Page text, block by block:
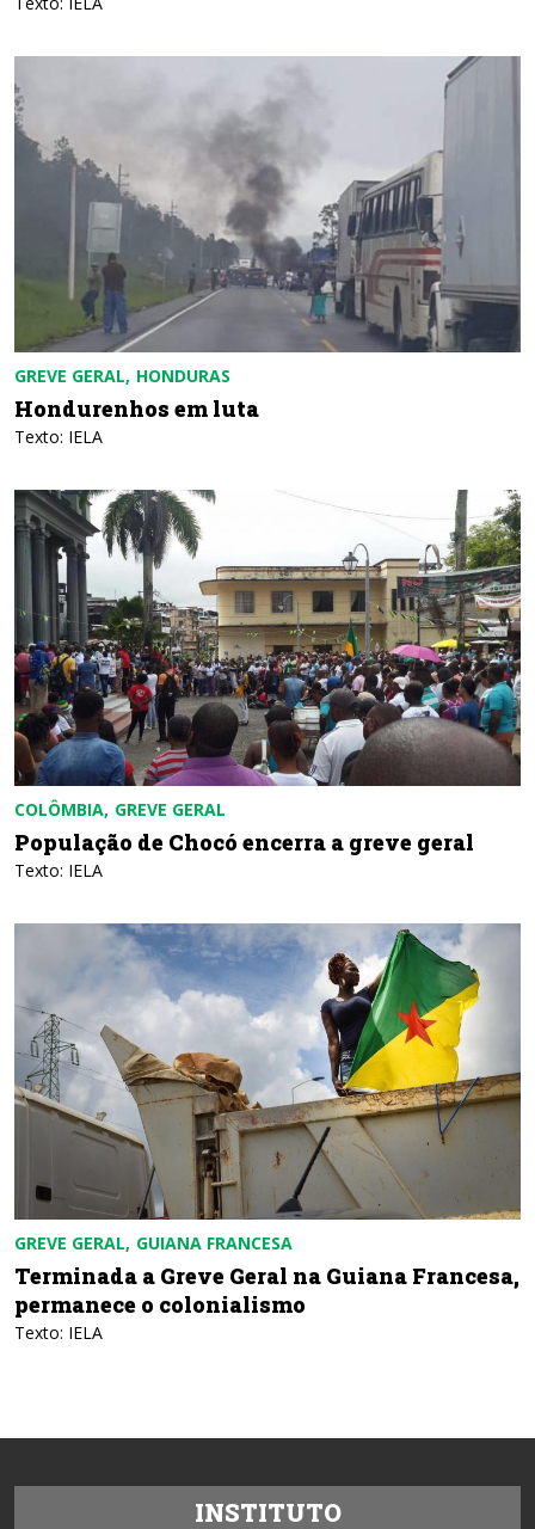
GREVE GERAL HONDURAS
Hondurenhos em luta
Texto: IELA
COLÔMBIA GREVE GERAL
População de Chocó encerra a greve geral
Texto: IELA
GREVE GERAL GUIANA FRANCESA
Terminada a Greve Geral na Guiana Francesa,
permanece o colonialismo
Texto: IELA
INSTITUTO